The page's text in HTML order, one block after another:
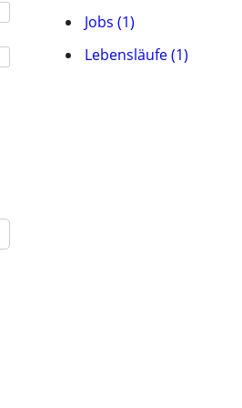
Jobs (1)
Lebensläufe (1)